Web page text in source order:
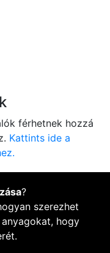
férhetnek hozzá
Kattints ide a
?
szerezhet
hogy